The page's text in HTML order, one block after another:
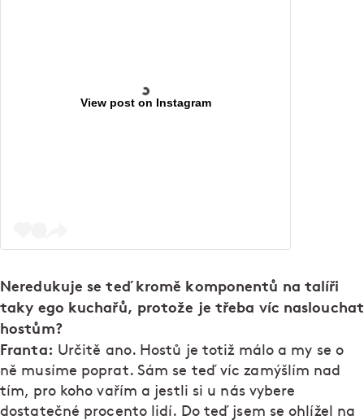
View post on Instagram
Neredukuje se teď kromě komponentů na talíři
taky ego kuchařů, protože je třeba víc naslouchat
hostům?
Franta: Určitě ano. Hostů je totiž málo a my se o
ně musíme poprat. Sám se teď víc zamýšlím nad
tím, pro koho vařím a jestli si u nás vybere
dostatečné procento lidí. Do teď jsem se ohlížel na